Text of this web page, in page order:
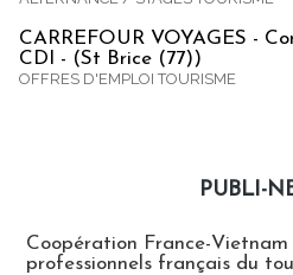
CARREFOUR VOYAGES -
CDI - (St Brice (77))
OFFRES D'EMPLOI TOURISME
PUBLI-
Coopération France-
professionnels français du